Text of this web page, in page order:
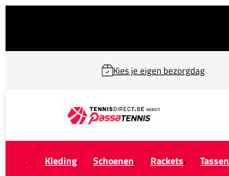
Kies je eigen bezorgdag
Kleding Schoenen Rackets Tassen